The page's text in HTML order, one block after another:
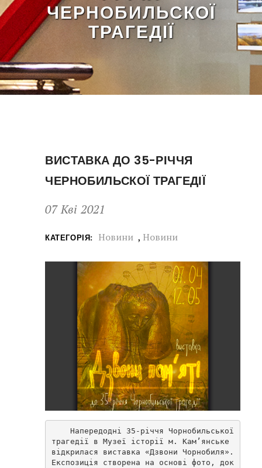
ЧЕРНОБИЛЬСКОЇ
ТРАГЕДІЇ
ВИСТАВКА ДО 35-РІЧЧЯ
ЧЕРНОБИЛЬСКОЇ ТРАГЕДІЇ
07 Кві 2021
КАТЕГОРІЯ: Новини , Новини
трагедії в Музеї історії м. Кам’янське
відкрилася виставка «Дзвони Чорнобиля».
Експозиція створена на основі фото, док